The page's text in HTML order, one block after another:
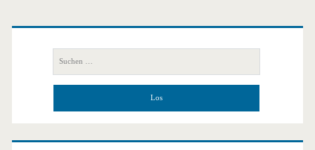
Primäre
Seitenleiste
nach: